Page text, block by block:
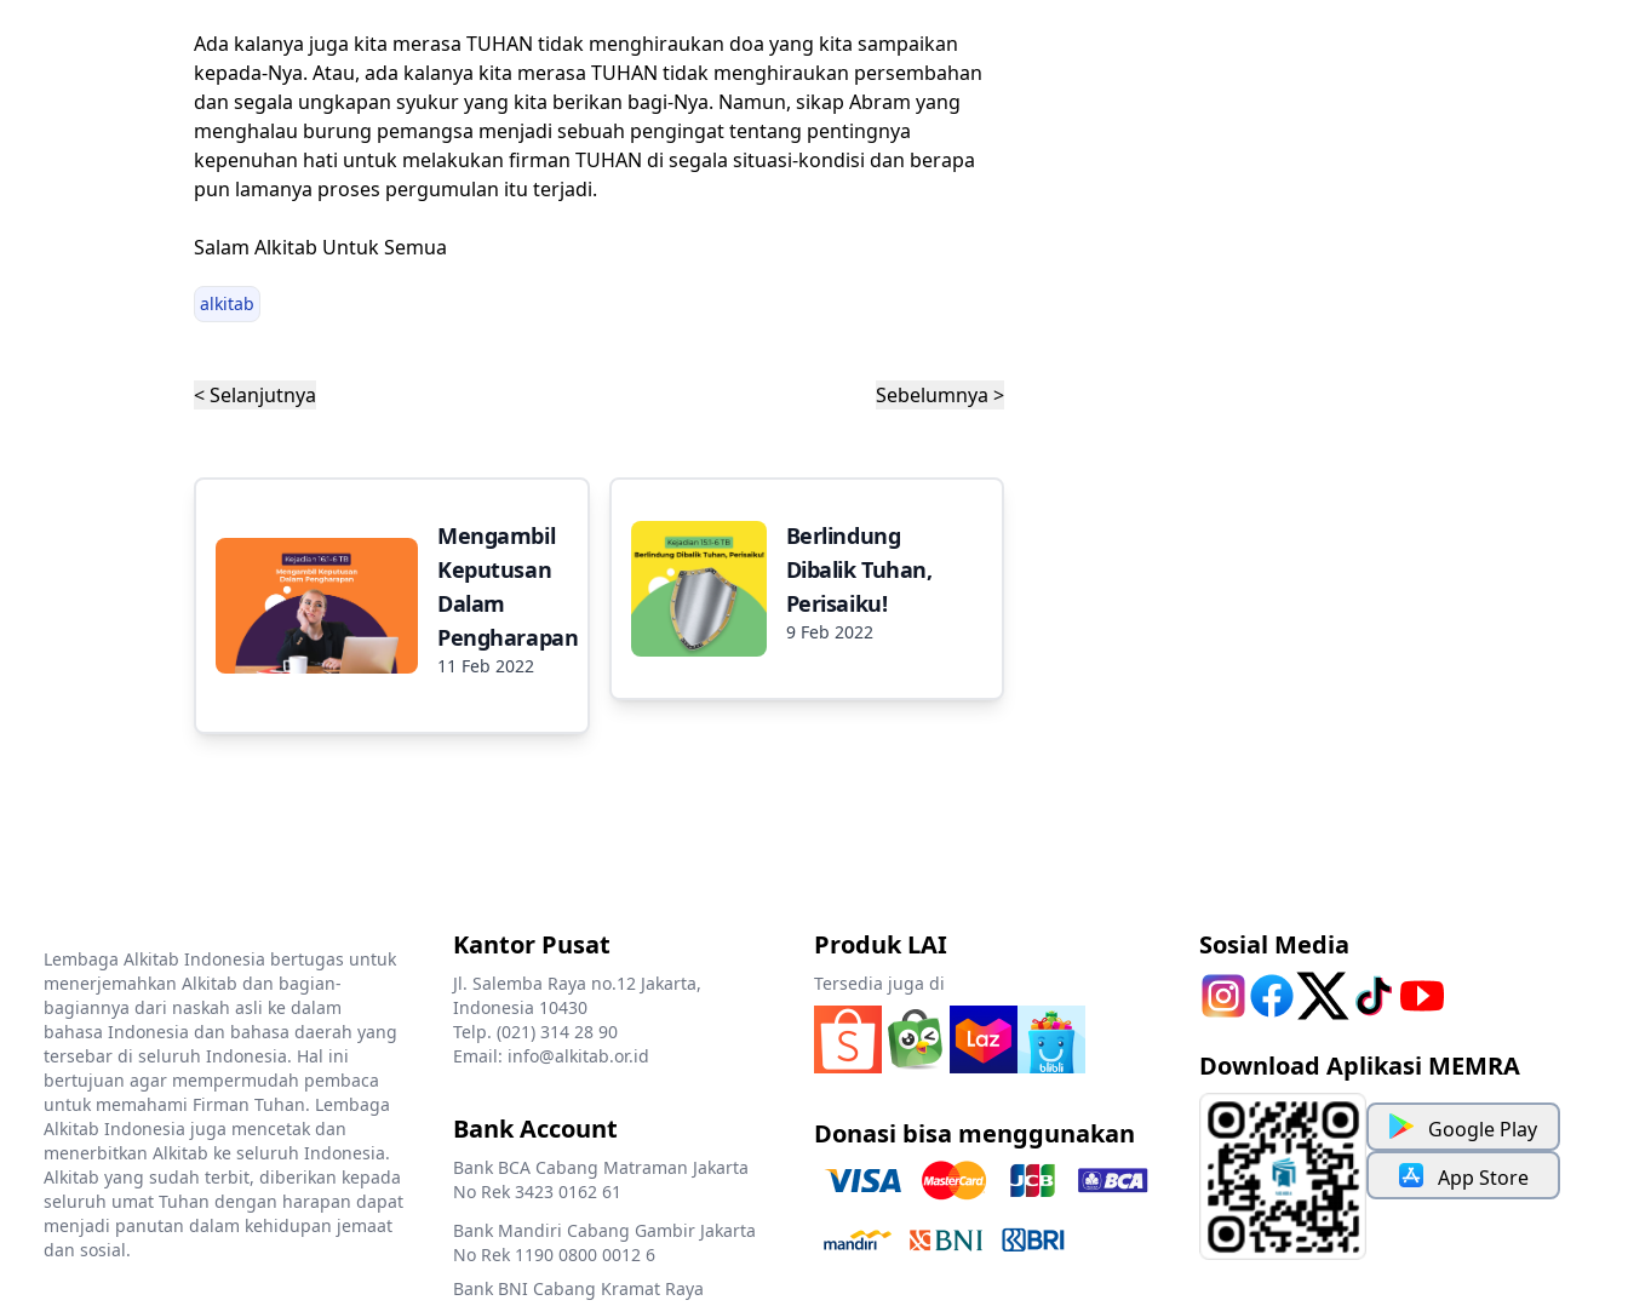
Ada kalanya juga kita merasa TUHAN tidak menghiraukan doa yang kita sampaikan
kepada-Nya. Atau, ada kalanya kita merasa TUHAN tidak menghiraukan persembahan
dan segala ungkapan syukur yang kita berikan bagi-Nya. Namun, sikap Abram yang
menghalau burung pemangsa menjadi sebuah pengingat tentang pentingnya
kepenuhan hati untuk melakukan firman TUHAN di segala situasi-kondisi dan berapa
pun lamanya proses pergumulan itu terjadi.
Salam Alkitab Untuk Semua
alkitab
< Selanjutnya Sebelumnya >
Mengambil
Keputusan
Dalam
Pengharapan
11 Feb 2022
Berlindung
Dibalik Tuhan,
Perisaiku!
9 Feb 2022
Lembaga Alkitab Indonesia bertugas untuk
menerjemahkan Alkitab dan bagian-
bagiannya dari naskah asli ke dalam
bahasa Indonesia dan bahasa daerah yang
tersebar di seluruh Indonesia. Hal ini
bertujuan agar mempermudah pembaca
untuk memahami Firman Tuhan. Lembaga
Alkitab Indonesia juga mencetak dan
menerbitkan Alkitab ke seluruh Indonesia.
Alkitab yang sudah terbit, diberikan kepada
seluruh umat Tuhan dengan harapan dapat
menjadi panutan dalam kehidupan jemaat
dan sosial.
Kantor Pusat
Jl. Salemba Raya no.12 Jakarta,
Indonesia 10430
Telp. (021) 314 28 90
Email: info@alkitab.or.id
Bank Account
Bank BCA Cabang Matraman Jakarta
No Rek 3423 0162 61
Bank Mandiri Cabang Gambir Jakarta
No Rek 1190 0800 0012 6
Bank BNI Cabang Kramat Raya
Produk LAI
Tersedia juga di
Donasi bisa menggunakan
Sosial Media
Download Aplikasi MEMRA
Google Play
App Store